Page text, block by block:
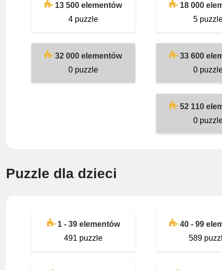
13 500 elementów
4 puzzle
18 000
5
32 000 elementów
0 puzzle
33 600
0
52 110
0
Puzzle dla dzieci
1 - 39 elementów
491 puzzle
40 - 99
589